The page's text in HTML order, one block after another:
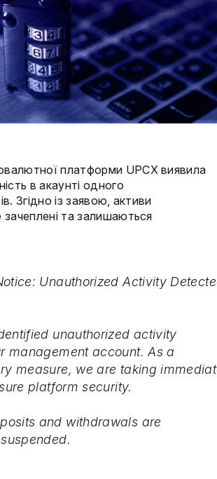
платформи UPCX виявила
в акаунті одного
Згідно із заявою, активи
зачеплені та залишаються
Unauthorized Activity
unauthorized activity
management account. As a
measure, we are taking
platform security.
and withdrawals are